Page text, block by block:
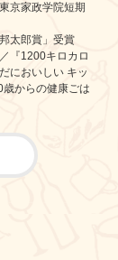
京家政学院短期
太郎賞」受賞
『1200キロカロ
においしい キッ
からの健康ごは